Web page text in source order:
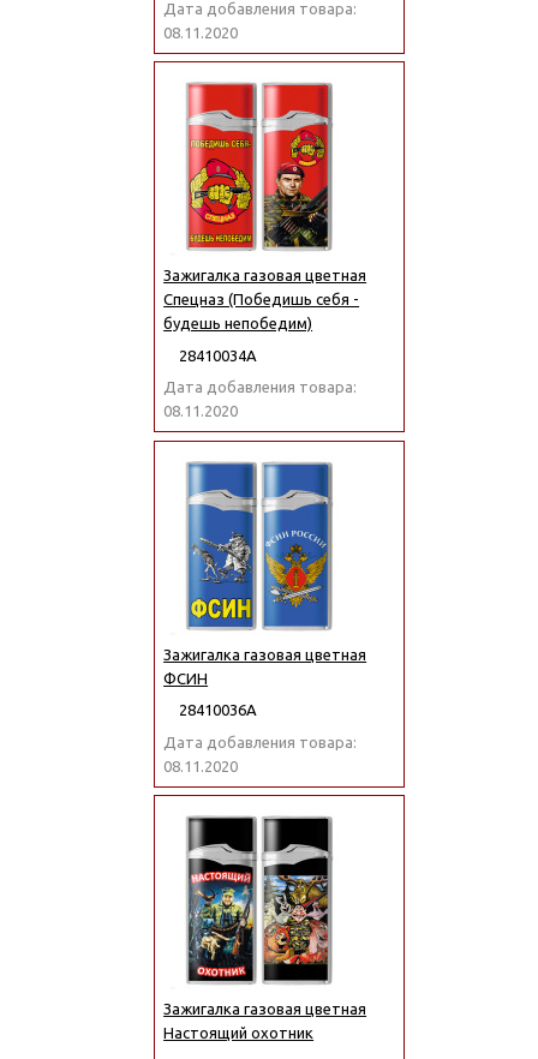
Дата добавления товара:
08.11.2020
Зажигалка газовая цветная
Спецназ (Победишь себя -
будешь непобедим)
28410034А
Дата добавления товара:
08.11.2020
Зажигалка газовая цветная
ФСИН
28410036А
Дата добавления товара:
08.11.2020
Зажигалка газовая цветная
Настоящий охотник